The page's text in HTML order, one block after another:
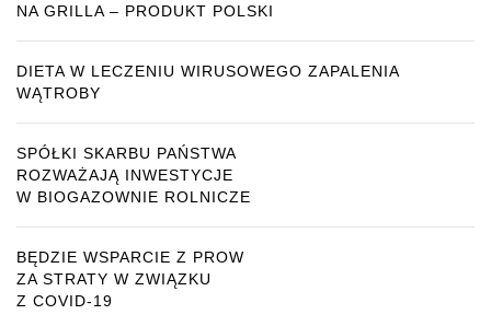
NA GRILLA – PRODUKT POLSKI
DIETA W LECZENIU WIRUSOWEGO ZAPALENIA
WĄTROBY
SPÓŁKI SKARBU PAŃSTWA
ROZWAŻAJĄ INWESTYCJE
W BIOGAZOWNIE ROLNICZE
BĘDZIE WSPARCIE Z PROW
ZA STRATY W ZWIĄZKU
Z COVID-19